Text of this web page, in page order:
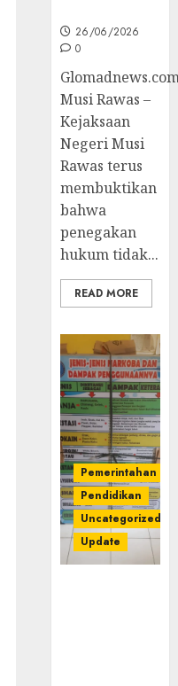
26/06/2026
0
Musi Rawas –
Kejaksaan
Negeri Musi
Rawas terus
membuktikan
bahwa
penegakan
hukum tidak...
READ MORE
Pemerintahan
Pendidikan
Uncategorized
Update